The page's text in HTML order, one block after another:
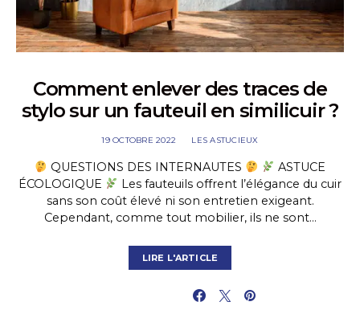
Comment enlever des traces de
stylo sur un fauteuil en similicuir ?
19 OCTOBRE 2022 LES ASTUCIEUX
QUESTIONS DES INTERNAUTES
ASTUCE
ÉCOLOGIQUE
Les fauteuils offrent l’élégance du cuir
sans son coût élevé ni son entretien exigeant.
Cependant, comme tout mobilier, ils ne sont…
LIRE L'ARTICLE